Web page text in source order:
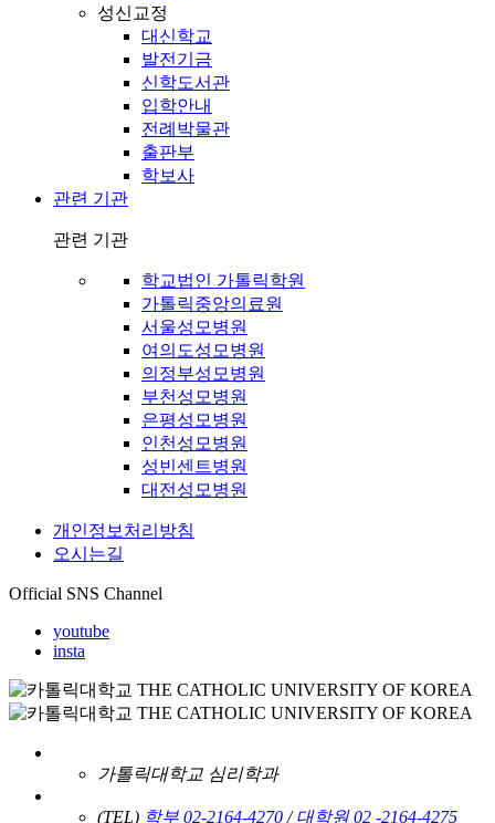
성신교정
대신학교
발전기금
신학도서관
입학안내
전례박물관
출판부
학보사
관련 기관
관련 기관
학교법인 가톨릭학원
가톨릭중앙의료원
서울성모병원
여의도성모병원
의정부성모병원
부천성모병원
은평성모병원
인천성모병원
성빈센트병원
대전성모병원
개인정보처리방침
오시는길
Official SNS Channel
youtube
insta
가톨릭대학교 심리학과
(TEL) 학부 02-2164-4270 /대학원 02 -2164-4275